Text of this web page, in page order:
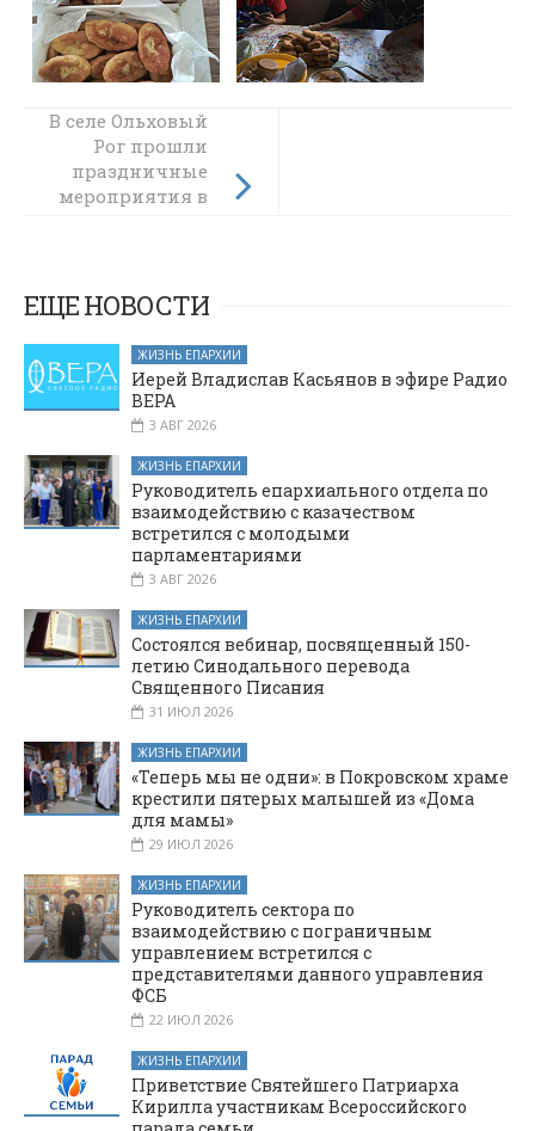
В школе №23
поселка
Красногорняцкий
прошел урок
Победы»
В селе Ольховый
Рог прошли
праздничные
мероприятия в
ЕЩЕ НОВОСТИ
ЖИЗНЬ ЕПАРХИИ
Иерей Владислав Касьянов в эфире Радио
ВЕРА
3 АВГ 2026
ЖИЗНЬ ЕПАРХИИ
Руководитель епархиального отдела по
взаимодействию с казачеством
встретился с молодыми
парламентариями
3 АВГ 2026
ЖИЗНЬ ЕПАРХИИ
Состоялся вебинар, посвященный 150-
летию Синодального перевода
Священного Писания
31 ИЮЛ 2026
ЖИЗНЬ ЕПАРХИИ
«Теперь мы не одни»: в Покровском храме
крестили пятерых малышей из «Дома
для мамы»
29 ИЮЛ 2026
ЖИЗНЬ ЕПАРХИИ
Руководитель сектора по
взаимодействию с пограничным
управлением встретился с
представителями данного управления
ФСБ
22 ИЮЛ 2026
ЖИЗНЬ ЕПАРХИИ
Приветствие Святейшего Патриарха
Кирилла участникам Всероссийского